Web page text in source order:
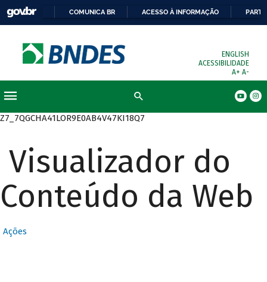
COMUNICA BR ACESSO À INFORMAÇÃO
ENGLISH
ACESSIBILIDADE
A+ A-
Z7_7QGCHA41LOR9E0AB4V47KI18Q7
Visualizador do
Conteúdo da Web
Ações